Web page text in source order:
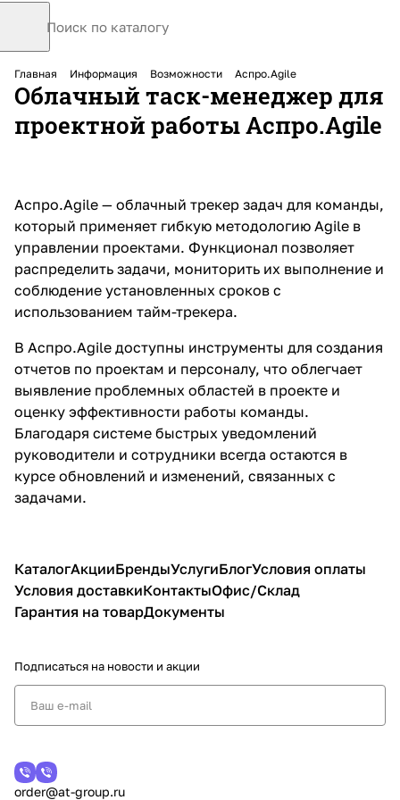
Главная Информация Возможности Аспро.Agile
Облачный таск-менеджер для
проектной работы Аспро.Agile
Аспро.Agile — облачный трекер задач для команды,
который применяет гибкую методологию Agile в
управлении проектами. Функционал позволяет
распределить задачи, мониторить их выполнение и
соблюдение установленных сроков с
использованием тайм-трекера.
В Аспро.Agile доступны инструменты для создания
отчетов по проектам и персоналу, что облегчает
выявление проблемных областей в проекте и
оценку эффективности работы команды.
Благодаря системе быстрых уведомлений
руководители и сотрудники всегда остаются в
курсе обновлений и изменений, связанных с
задачами.
КаталогАкцииБрендыУслугиБлогУсловия оплаты
Условия доставкиКонтактыОфис/Склад
Гарантия на товарДокументы
Подписаться на новости и акции
order@at-group.ru